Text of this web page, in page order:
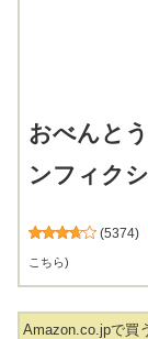
おべんと
ンフィク
(5374)
こちら)
Amazon.co.jpで買